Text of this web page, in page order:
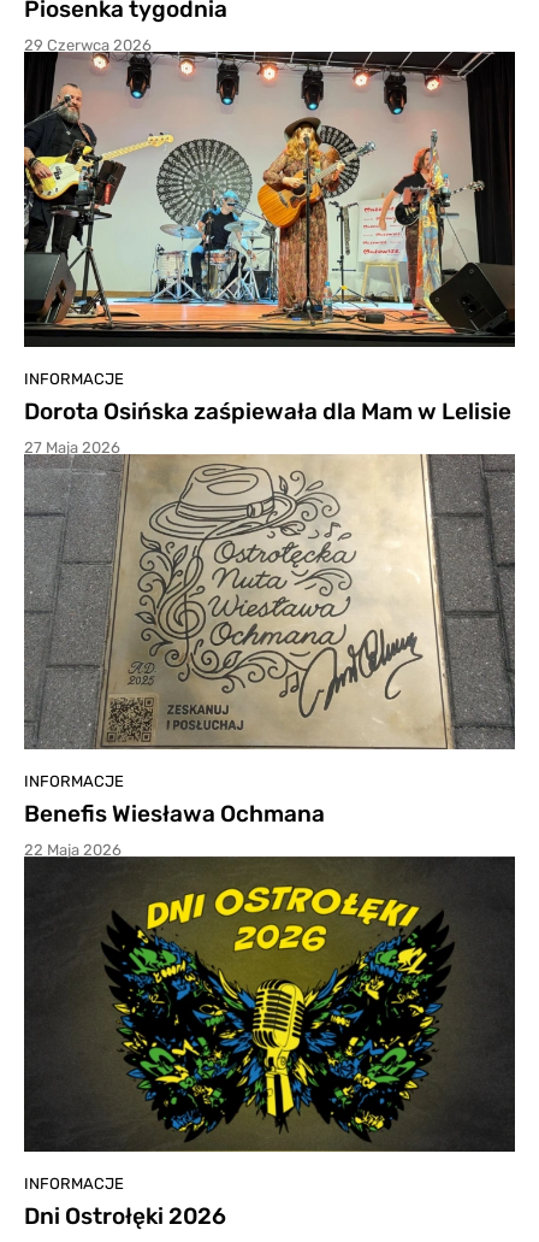
Piosenka tygodnia
29 Czerwca 2026
INFORMACJE
Dorota Osińska zaśpiewała dla Mam w Lelisie
27 Maja 2026
INFORMACJE
Benefis Wiesława Ochmana
22 Maja 2026
INFORMACJE
Dni Ostrołęki 2026